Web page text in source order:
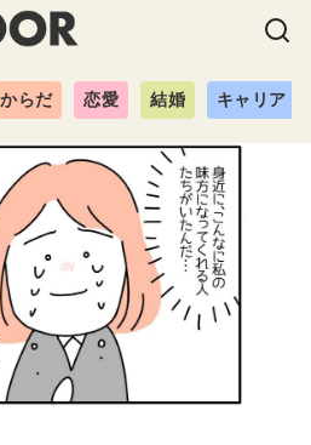
からだ 恋愛 結婚 キャリア